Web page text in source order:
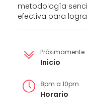
metodología
efectiva para
Próximamente
Inicio
8pm a 10pm
Horario